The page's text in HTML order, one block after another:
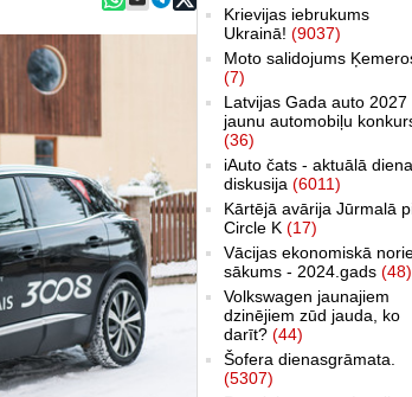
Krievijas iebrukums
Ukrainā! (9037)
Moto salidojums
(7)
Latvijas Gada auto 2027
jaunu automobiļu
(36)
iAuto čats - aktuālā
diskusija (6011)
Kārtējā avārija Jūrmalā
Circle K (17)
Vācijas ekonomiskā
sākums - 2024.gads (48)
Volkswagen jaunajiem
dzinējiem zūd jauda, ko
darīt? (44)
Šofera dienasgrāmata.
(5307)